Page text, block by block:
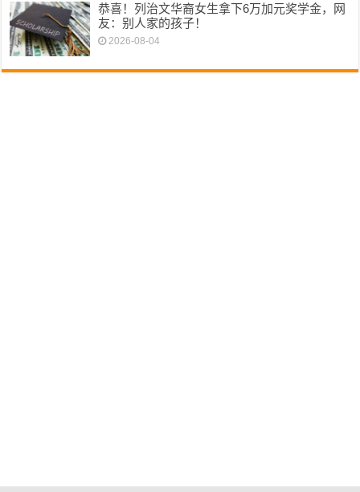
恭喜！列治文华裔女生拿下6万加元奖学金，网
友：别人家的孩子！
2026-08-04